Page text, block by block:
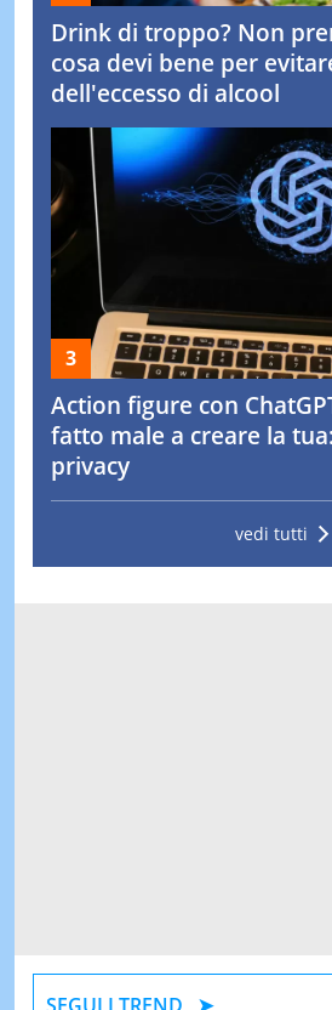
Drink di troppo? Non
cosa devi bene per
dell'eccesso di alcool
Action figure con
fatto male a creare la
privacy
vedi tutti